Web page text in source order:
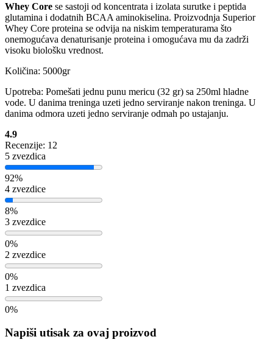
Whey Core se sastoji od koncentrata i izolata surutke i peptida
glutamina i dodatnih BCAA aminokiselina. Proizvodnja Superior
Whey Core proteina se odvija na niskim temperaturama što
onemogućava denaturisanje proteina i omogućava mu da zadrži
visoku biološku vrednost.
Količina: 5000gr
Upotreba: Pomešati jednu punu mericu (32 gr) sa 250ml hladne
vode. U danima treninga uzeti jedno serviranje nakon treninga. U
danima odmora uzeti jedno serviranje odmah po ustajanju.
4.9
Recenzije: 12
5 zvezdica
92%
4 zvezdice
8%
3 zvezdice
0%
2 zvezdice
0%
1 zvezdica
0%
Napiši utisak za ovaj proizvod